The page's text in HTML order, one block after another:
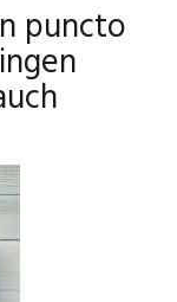
puncto